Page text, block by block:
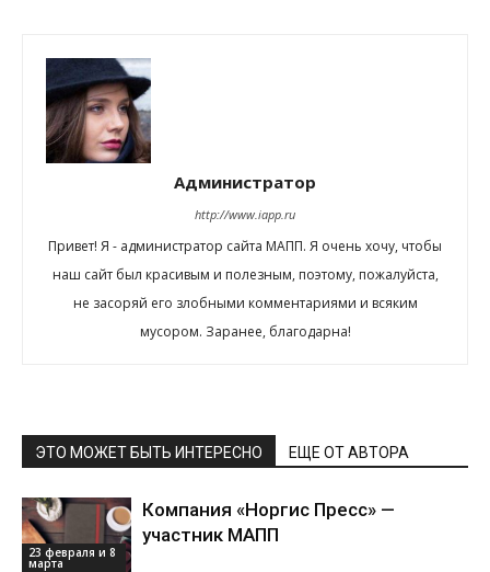
Администратор
http://www.iapp.ru
Привет! Я - администратор сайта МАПП. Я очень хочу, чтобы
наш сайт был красивым и полезным, поэтому, пожалуйста,
не засоряй его злобными комментариями и всяким
мусором. Заранее, благодарна!
ЭТО МОЖЕТ БЫТЬ ИНТЕРЕСНО ЕЩЕ ОТ АВТОРА
23 февраля и 8
марта
Компания «Норгис Пресс» —
участник МАПП